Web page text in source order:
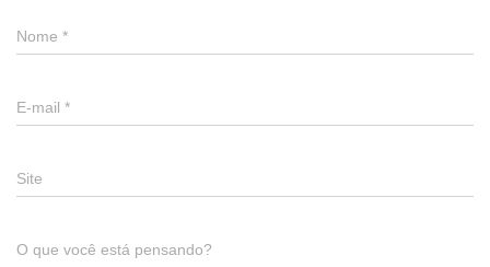
Nome *
E-mail *
Site
O que você está pensando?